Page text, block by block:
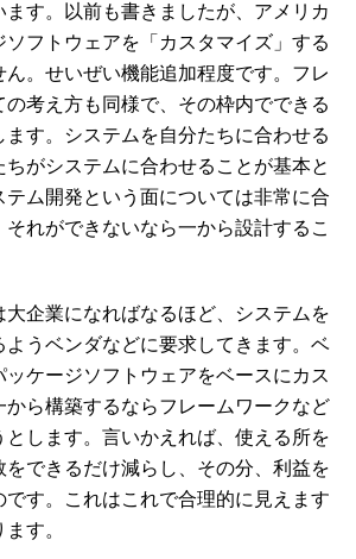
ます。以前も書きましたが、アメリカ
フトウェアを「カスタマイズ」する
ん。せいぜい機能追加程度です。フレ
考え方も同様で、その枠内でできる
ます。システムを自分たちに合わせる
がシステムに合わせることが基本と
テム開発という面については非常に合
れができないなら一から設計するこ
企業になればなるほど、システムを
ようベンダなどに要求してきます。ベ
ッケージソフトウェアをベースにカス
から構築するならフレームワークなど
とします。言いかえれば、使える所を
をできるだけ減らし、その分、利益を
です。これはこれで合理的に見えます
す。